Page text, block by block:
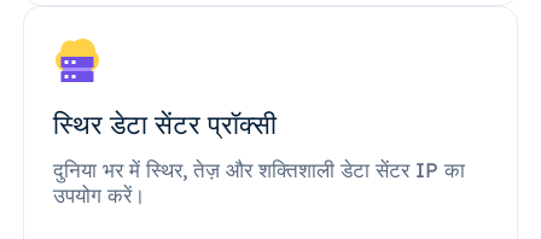
स्थिर डेटा सेंटर प्रॉक्सी
दुनिया भर में स्थिर, तेज़ और शक्तिशाली डेटा सेंटर IP का
उपयोग करें।